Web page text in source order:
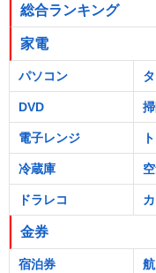
総合ランキング
家電
パソコン
DVD
電子レンジ
冷蔵庫
ドラレコ
金券
宿泊券